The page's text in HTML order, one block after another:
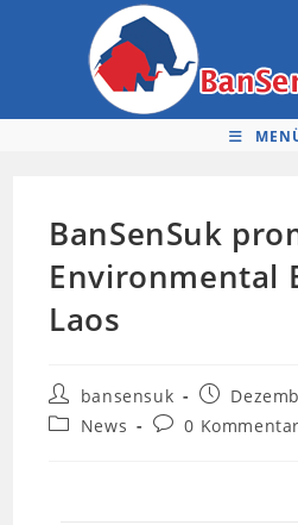
BanSenSuk
Environmental
Laos
bansensuk
News
0